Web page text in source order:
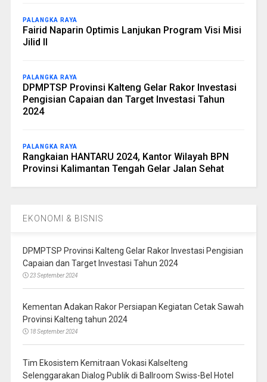
PALANGKA RAYA
Fairid Naparin Optimis Lanjukan Program Visi Misi
Jilid II
PALANGKA RAYA
DPMPTSP Provinsi Kalteng Gelar Rakor Investasi
Pengisian Capaian dan Target Investasi Tahun
2024
PALANGKA RAYA
Rangkaian HANTARU 2024, Kantor Wilayah BPN
Provinsi Kalimantan Tengah Gelar Jalan Sehat
EKONOMI & BISNIS
DPMPTSP Provinsi Kalteng Gelar Rakor Investasi Pengisian
Capaian dan Target Investasi Tahun 2024
23 September 2024
Kementan Adakan Rakor Persiapan Kegiatan Cetak Sawah
Provinsi Kalteng tahun 2024
18 September 2024
Tim Ekosistem Kemitraan Vokasi Kalselteng
Selenggarakan Dialog Publik di Ballroom Swiss-Bel Hotel